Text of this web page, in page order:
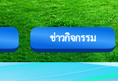
ข่าวกิจกรรม